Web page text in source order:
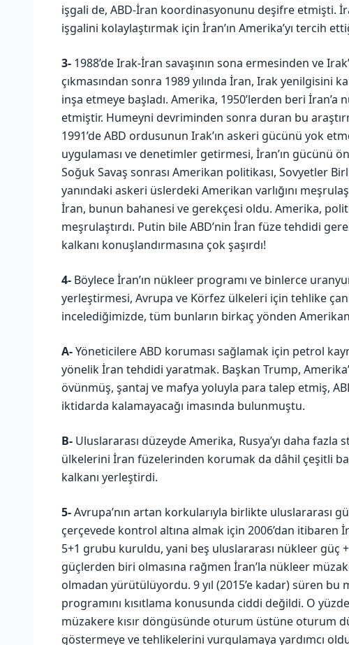
işgali de, ABD-İran koordinasyonunu deşifre etmişti.
işgalini kolaylaştırmak için İran’ın Amerika’yı tercih
3- 1988’de Irak-İran savaşının sona ermesinden ve
çıkmasından sonra 1989 yılında İran, Irak yenilgisini
inşa etmeye başladı. Amerika, 1950’lerden beri
etmiştir. Humeyni devriminden sonra duran bu
1991’de ABD ordusunun Irak’ın askeri gücünü yok
uygulaması ve denetimler getirmesi, İran’ın gücünü
Soğuk Savaş sonrası Amerikan politikası, Sovyetler
yanındaki askeri üslerdeki Amerikan varlığını
İran, bunun bahanesi ve gerekçesi oldu. Amerika,
meşrulaştırdı. Putin bile ABD’nin İran füze tehdidi
kalkanı konuşlandırmasına çok şaşırdı!
4- Böylece İran’ın nükleer programı ve binlerce
yerleştirmesi, Avrupa ve Körfez ülkeleri için tehlike
incelediğimizde, tüm bunların birkaç yönden
A-Yöneticilere ABD koruması sağlamak için petrol
yönelik İran tehdidi yaratmak. Başkan Trump,
övünmüş, şantaj ve mafya yoluyla para talep etmiş,
iktidarda kalamayacağı imasında bulunmuştu.
B- Uluslararası düzeyde Amerika, Rusya’yı daha
ülkelerini İran füzelerinden korumak da dâhil çeşitli
kalkanı yerleştirdi.
5-Avrupa’nın artan korkularıyla birlikte uluslararası
çerçevede kontrol altına almak için 2006’dan itibaren
5+1 grubu kuruldu, yani beş uluslararası nükleer güç
güçlerden biri olmasına rağmen İran’la nükleer
olmadan yürütülüyordu. 9 yıl (2015’e kadar) süren bu
programını kısıtlama konusunda ciddi değildi. O
müzakere kısır döngüsünde oturum üstüne oturum
göstermeye ve tehlikelerini vurgulamaya yardımcı